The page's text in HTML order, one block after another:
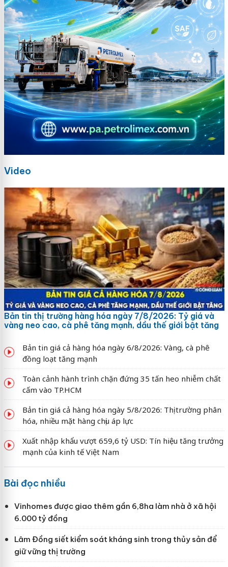
Video
Bản tin thị trường hàng hóa ngày 7/8/2026: Tỷ giá và
vàng neo cao, cà phê tăng mạnh, dầu thế giới bật tăng
Bản tin giá cả hàng hóa ngày 6/8/2026: Vàng, cà phê
đồng loạt tăng mạnh
Toàn cảnh hành trình chặn đứng 35 tấn heo nhiễm chất
cấm vào TP.HCM
Bản tin giá cả hàng hóa ngày 5/8/2026: Thị trường phân
hóa, nhiều mặt hàng chịu áp lực
Xuất nhập khẩu vượt 659,6 tỷ USD: Tín hiệu tăng trưởng
mạnh của kinh tế Việt Nam
Bài đọc nhiều
Vinhomes được giao thêm gần 6,8ha làm nhà ở xã hội
6.000 tỷ đồng
Lâm Đồng siết kiểm soát kháng sinh trong thủy sản để
giữ vững thị trường